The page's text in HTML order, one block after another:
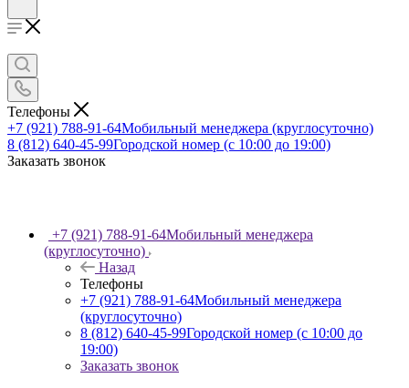
Телефоны
+7 (921) 788-91-64Мобильный менеджера (круглосуточно)
8 (812) 640-45-99Городской номер (с 10:00 до 19:00)
Заказать звонок
+7 (921) 788-91-64Мобильный менеджера
(круглосуточно)
Назад
Телефоны
+7 (921) 788-91-64Мобильный менеджера
(круглосуточно)
8 (812) 640-45-99Городской номер (с 10:00 до
19:00)
Заказать звонок